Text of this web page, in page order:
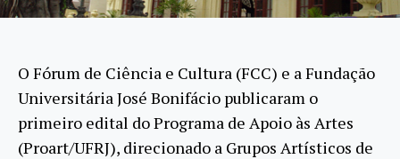
O Fórum de Ciência e Cultura (FCC) e a Fundação
Universitária José Bonifácio publicaram o
primeiro edital do Programa de Apoio às Artes
(Proart/UFRJ), direcionado a Grupos Artísticos de